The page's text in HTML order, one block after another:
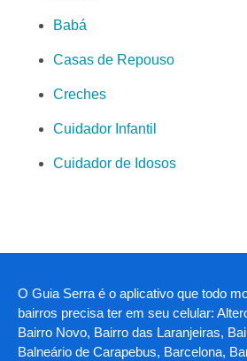
Babá
Casas de Repouso
Creches
Cuidador Infantil
Cuidador de Idosos
O Guia Serra é o aplicativo que todo
bairros precisa ter em seu celular:
Bairro Novo, Bairro das Laranjeiras,
Balneário de Carapebus, Barcelona,